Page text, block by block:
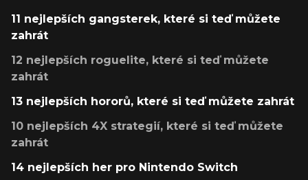
11 nejlepších gangsterek, které si teď můžete
zahrát
12 nejlepších roguelite, které si teď můžete
zahrát
13 nejlepších hororů, které si teď můžete zahrát
10 nejlepších 4X strategií, které si teď můžete
zahrát
14 nejlepších her pro Nintendo Switch